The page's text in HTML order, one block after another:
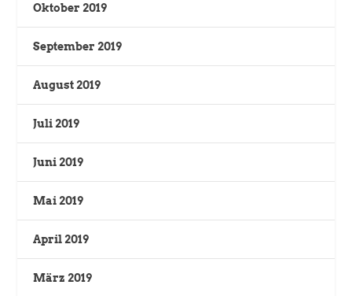
Oktober 2019
September 2019
August 2019
Juli 2019
Juni 2019
Mai 2019
April 2019
März 2019